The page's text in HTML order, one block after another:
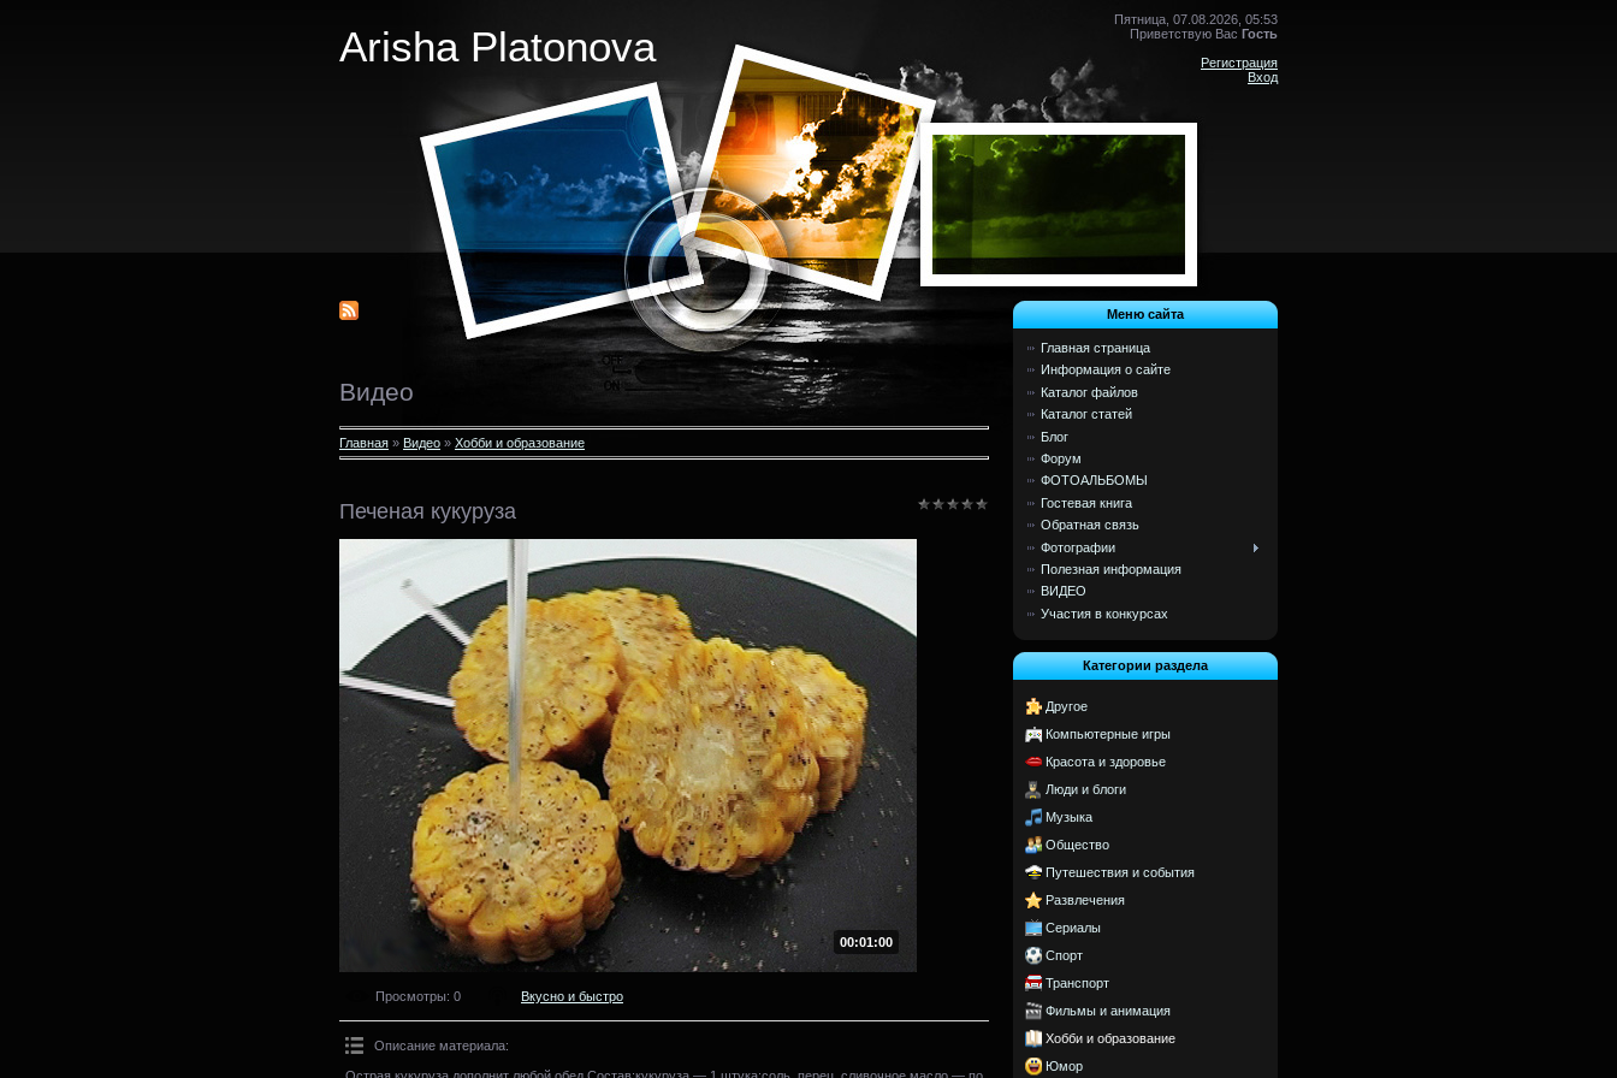
Arisha Platonova
Пятница, 07.08.2026, 05:53
Приветствую Вас Гость
Регистрация
Вход
Видео
Главная » Видео » Хобби и образование
Печеная кукуруза
00:01:00
Просмотры: 0 Вкусно и быстро
Описание материала:
Острая кукуруза дополнит любой обед.Состав:кукуруза — 1 штука;соль, перец, сливочное масло — по
Меню сайта
Главная страница
Информация о сайте
Каталог файлов
Каталог статей
Блог
Форум
ФОТОАЛЬБОМЫ
Гостевая книга
Обратная связь
Фотографии
Полезная информация
ВИДЕО
Участия в конкурсах
Категории раздела
Другое
Компьютерные игры
Красота и здоровье
Люди и блоги
Музыка
Общество
Путешествия и события
Развлечения
Сериалы
Спорт
Транспорт
Фильмы и анимация
Хобби и образование
Юмор